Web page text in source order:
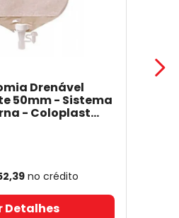
Drenável
50mm - Sistema
- Coloplast
,39 no crédito
Detalhes